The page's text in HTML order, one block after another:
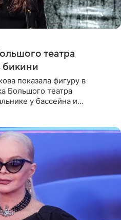
театра
бикини
показала фигуру в
Большого театра
у бассейна и